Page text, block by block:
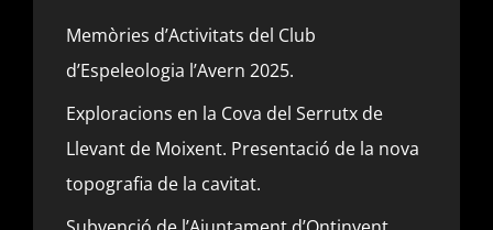
Memòries d’Activitats del Club
d’Espeleologia l’Avern 2025.
Exploracions en la Cova del Serrutx de
Llevant de Moixent. Presentació de la nova
topografia de la cavitat.